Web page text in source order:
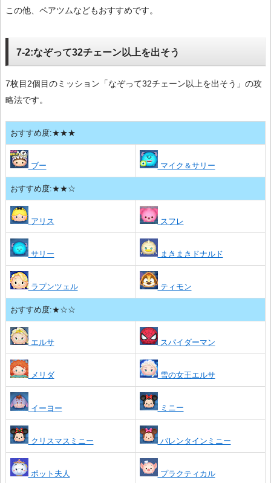
この他、ペアツムなどもおすすめです。
7-2:なぞって32チェーン以上を出そう
7枚目2個目のミッション「なぞって32チェーン以上を出そう」の攻
略法です。
おすすめ度:★★★
ブー マイク＆サリー
おすすめ度:★★☆
アリス スフレ
サリー まきまきドナルド
ラプンツェル ティモン
おすすめ度:★☆☆
エルサ スパイダーマン
メリダ 雪の女王エルサ
イーヨー ミニー
クリスマスミニー バレンタインミニー
ポット夫人 プラクティカル